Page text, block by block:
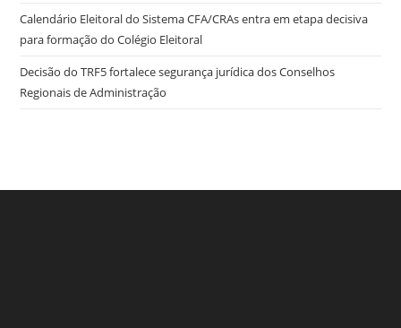
Calendário Eleitoral do Sistema CFA/CRAs entra em etapa decisiva
para formação do Colégio Eleitoral
Decisão do TRF5 fortalece segurança jurídica dos Conselhos
Regionais de Administração